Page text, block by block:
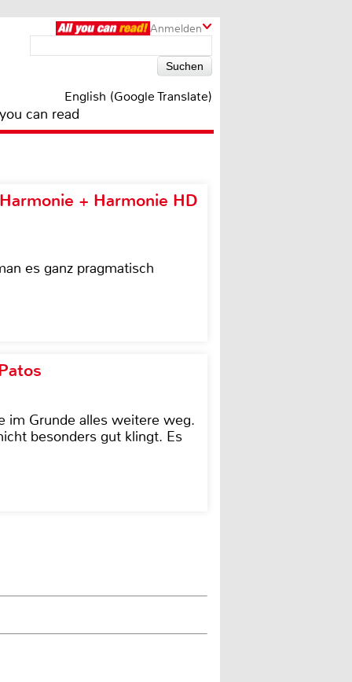
Anmelden
English (Google Translate)
can read
+ Harmonie HD
es ganz pragmatisch
im Grunde alles weitere weg.
besonders gut klingt. Es